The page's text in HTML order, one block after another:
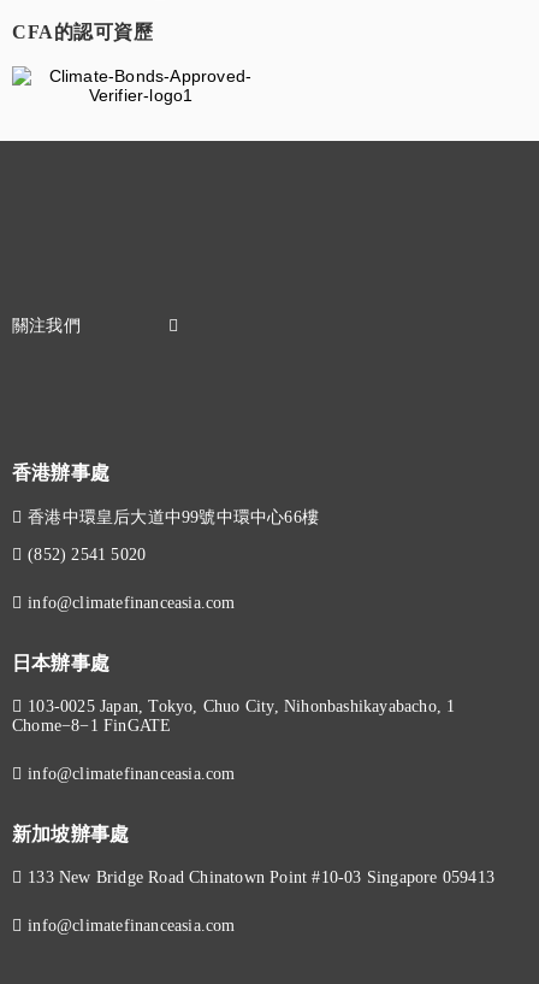
CFA的認可資歷
香港辦事處
香港中環皇后大道中99號中環中心66樓
(852) 2541 5020
info@climatefinanceasia.com
日本辦事處
103-0025 Japan, Tokyo, Chuo City, Nihonbashikayabacho, 1
Chome−8−1 FinGATE
info@climatefinanceasia.com
新加坡辦事處
133 New Bridge Road Chinatown Point #10-03 Singapore 059413
info@climatefinanceasia.com